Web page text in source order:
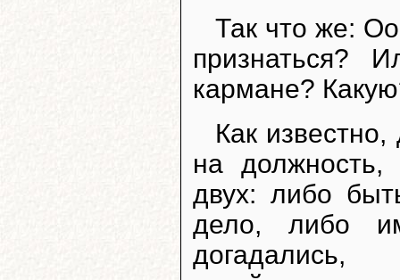
Так что же:
признаться?
кармане?
Как
на
двух: либо
дело, либо